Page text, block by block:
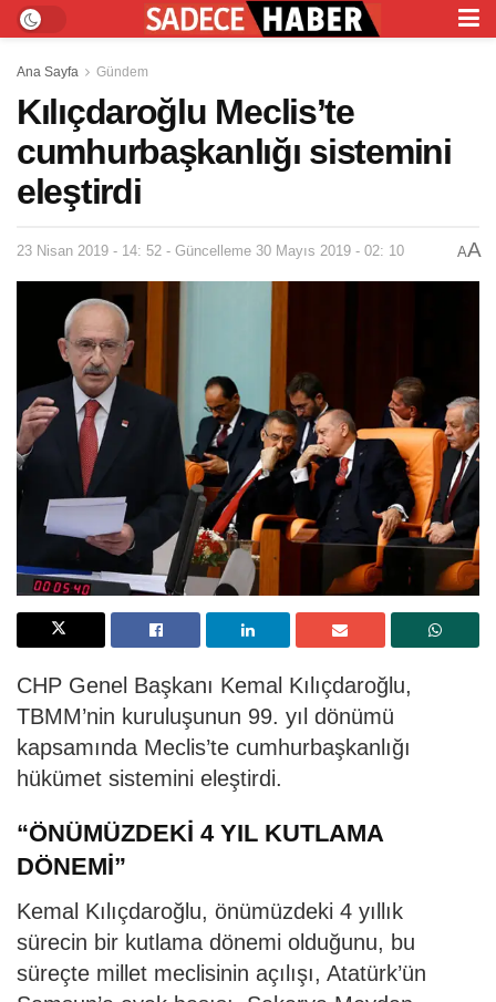
Ana Sayfa Gündem
Kılıçdaroğlu Meclis’te
cumhurbaşkanlığı sistemini
eleştirdi
23 Nisan 2019 - 14: 52 - Güncelleme 30 Mayıs 2019 - 02: 10 AA
CHP Genel Başkanı Kemal Kılıçdaroğlu,
TBMM’nin kuruluşunun 99. yıl dönümü
kapsamında Meclis’te cumhurbaşkanlığı
hükümet sistemini eleştirdi.
“ÖNÜMÜZDEKİ 4 YIL KUTLAMA
DÖNEMİ”
Kemal Kılıçdaroğlu, önümüzdeki 4 yıllık
sürecin bir kutlama dönemi olduğunu, bu
süreçte millet meclisinin açılışı, Atatürk’ün